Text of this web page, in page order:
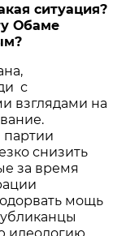
ситуация?
Обаме
с
взглядами на
партии
снизить
за время
мощь